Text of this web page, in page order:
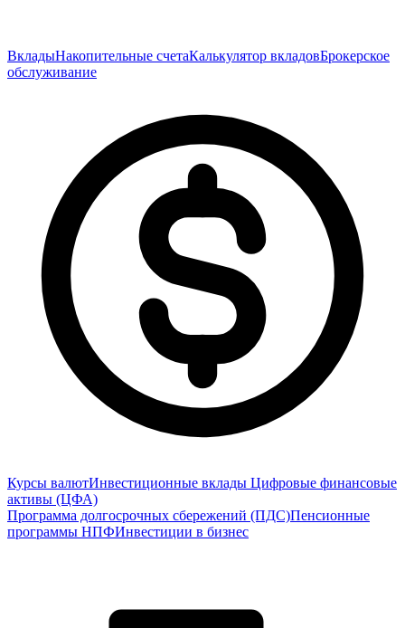
ВкладыНакопительные счетаКалькулятор вкладовБрокерское
обслуживание
Курсы валютИнвестиционные вклады Цифровые финансовые
активы (ЦФА)
Программа долгосрочных сбережений (ПДС)Пенсионные
программы НПФИнвестиции в бизнес